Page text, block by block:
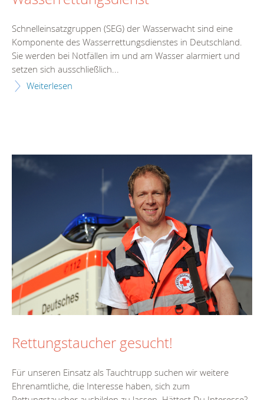
Schnelleinsatzgruppen (SEG) der Wasserwacht sind eine
Komponente des Wasserrettungsdienstes in Deutschland.
Sie werden bei Notfällen im und am Wasser alarmiert und
setzen sich ausschließlich...
Weiterlesen
Rettungstaucher gesucht!
Für unseren Einsatz als Tauchtrupp suchen wir weitere
Ehrenamtliche, die Interesse haben, sich zum